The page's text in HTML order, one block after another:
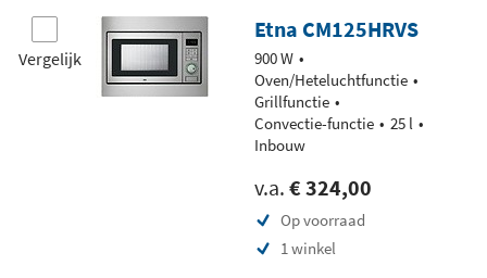
Vergelijk
Etna CM125HRVS
900 W
Oven/Heteluchtfunctie
Grillfunctie
Convectie-functie
25 l
Inbouw
v.a. € 324,00
Op voorraad
1 winkel